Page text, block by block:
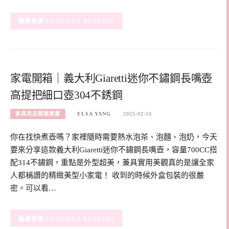
CONTINUE READING
家電開箱｜義大利Giaretti迷你不鏽鋼長嘴壺
高提把細口壺304不銹鋼
家具用品開箱推薦 ELSA YANG 2025-02-10
你在找快煮壺嗎？家裡隨時需要熱水泡茶、泡麵、泡奶，今天
要來分享這款義大利Giaretti迷你不鏽鋼長嘴壺，容量700CC搭
配314不鏽鋼，重點是外型超美，兼具實用美觀真的是讓全家
人都稱讚的精緻美型小家電！ 收到的時候外盒包裝的很嚴
密。可以看…
CONTINUE READING